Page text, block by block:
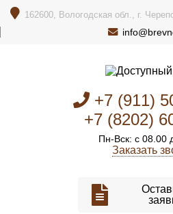
162600, Вологодская обл., г.
+7 (911)
+7 (8202)
Пн-Вск: с 08.00
Заказать